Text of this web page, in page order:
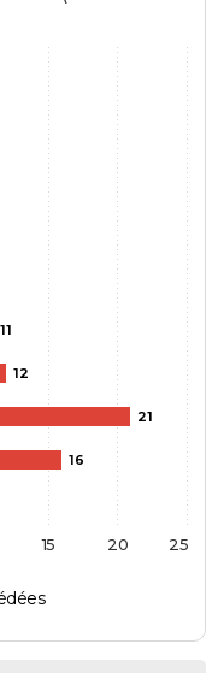
11
12
21
16
15 20 25